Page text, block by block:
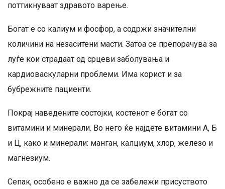
поттикнуваат здравото варење.
Богат е со калиум и фосфор, а содржи значителни
количини на незаситени масти. Затоа се препорачува за
луѓе кои страдаат од срцеви заболувања и
кардиоваскуларни проблеми. Има корист и за
бубрежните пациенти.
Покрај наведените состојки, костенот е богат со
витамини и минерали. Во него ќе најдете витамини А, Б
и Ц, како и минерали: манган, калциум, хлор, железо и
магнезиум.
Сепак, особено е важно да се забележи присуството